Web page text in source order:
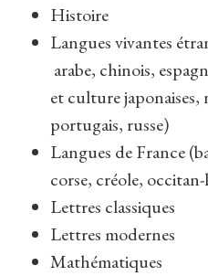
Histoire
Langues vivantes
arabe, chinois,
et culture japonaises,
portugais, russe)
Langues de France
corse, créole,
Lettres classiques
Lettres modernes
Mathématiques